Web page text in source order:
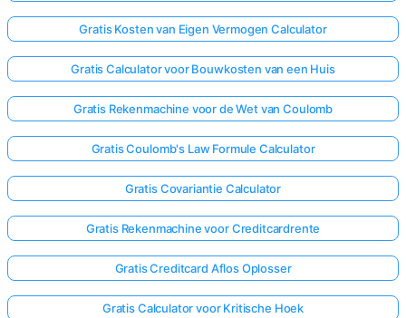
Gratis Kosten van Eigen Vermogen Calculator
Gratis Calculator voor Bouwkosten van een Huis
Gratis Rekenmachine voor de Wet van Coulomb
Gratis Coulomb's Law Formule Calculator
Gratis Covariantie Calculator
Gratis Rekenmachine voor Creditcardrente
Gratis Creditcard Aflos Oplosser
Gratis Calculator voor Kritische Hoek